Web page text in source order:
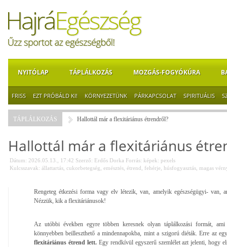
NYITÓLAP TÁPLÁLKOZÁS MOZGÁS-FOGYÓKÚRA
FRISS EZT PRÓBÁLD KI! KÖRNYEZETÜNK PÁRKAPCSOLAT SPIRITUÁLIS
TÁPLÁLKOZÁS Hallottál már a flexitáriánus étrendről?
Hallottál már a flexitáriánus
Dátum: 2026.05.13., 17:42 Szerző: Erdős Dorka Forrás: képek: pexels
Kulcsszavak: állattartás cukorbetegség emésztés étrend fehérje húsfogyasztás magas
Rengeteg étkezési forma vagy elv létezik, van, amelyik egészségügyi- van,
Nézzük, kik a flexitáriánusok!
Az utóbbi években egyre többen keresnek olyan táplálkozási formát, ami
könnyebben beilleszthető a mindennapokba, mint a szigorú diéták. Erre az
flexitáriánus étrend lett.Egy rendkívül egyszerű szemlélet azt jelenti, hogy